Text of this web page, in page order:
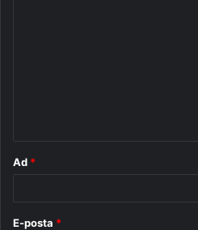
Ad *
E-posta *